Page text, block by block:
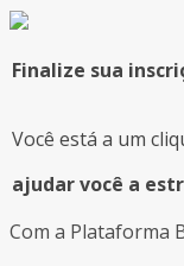
Finalize sua
Você está a um
ajudar você a est
Com a Plataforma